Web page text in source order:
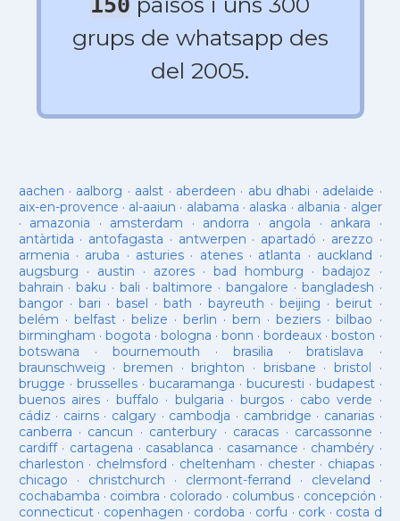
grups de whatsapp des
del 2005.
aachen · aalborg · aalst · aberdeen · abu dhabi · adelaide ·
aix-en-provence · al-aaiun · alabama · alaska · albania · alger
· amazonia · amsterdam · andorra · angola · ankara ·
antàrtida · antofagasta · antwerpen · apartadó · arezzo ·
armenia · aruba · asturies· atenes· atlanta · auckland ·
augsburg · austin · azores·bad homburg ·badajoz ·
bahrain ·baku · bali ·baltimore ·bangalore · bangladesh ·
bangor· bari ·basel ·bath · bayreuth ·beijing ·beirut ·
belém · belfast· belize · berlin ·bern ·beziers ·bilbao ·
birmingham · bogota · bologna ·bonn ·bordeaux ·boston ·
botswana · bournemouth ·brasilia ·bratislava ·
braunschweig · bremen ·brighton · brisbane · bristol ·
brugge · brusselles· bucaramanga · bucuresti · budapest·
buenos aires· buffalo · bulgaria · burgos· cabo verde ·
cádiz · cairns· calgary · cambodja · cambridge · canarias·
canberra · cancun · canterbury · caracas · carcassonne ·
cardiff· cartagena · casablanca · casamance · chambéry·
charleston · chelmsford · cheltenham · chester· chiapas ·
chicago · christchurch · clermont-ferrand · cleveland ·
cochabamba · coimbra · colorado · columbus· concepción ·
connecticut· copenhagen · cordoba · corfu · cork · costa d